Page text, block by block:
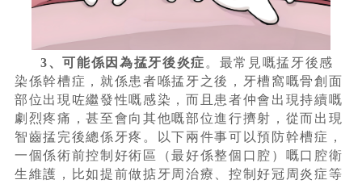
3、可能係因為掹牙後炎症 。最常見嘅掹牙後感
染係幹槽症，就係患者喺掹牙之後，牙槽窩嘅骨創面
部位出現咗繼發性嘅感染，而且患者仲會出現持續嘅
劇烈疼痛，甚至會向其他嘅部位進行擠射，從而出現
智齒掹完後總係牙疼。以下兩件事可以預防幹槽症，
一個係術前控制好術區（最好係整個口腔）嘅口腔衛
生維護，比如提前做掂牙周治療、控制好冠周炎症等